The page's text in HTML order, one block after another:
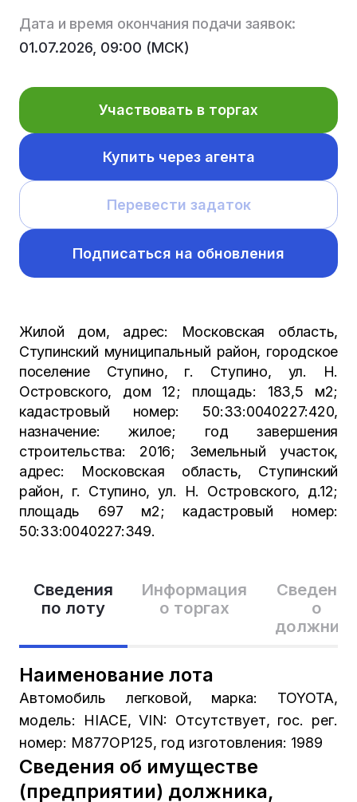
Сведения
по лоту
Информация
о торгах
Сведения
о
Наименование лота
Автомобиль легковой, марка: TOYOTA,
модель: HIACE, VIN: Отсутствует, гос. рег.
номер: М877ОР125, год изготовления: 1989
Сведения об имуществе
(предприятии) должника,
Дата и время окончания подачи заявок:
01.07.2026, 09:00 (МСК)
Участвовать в торгах
Купить через агента
Перевести задаток
Подписаться на обновления
Жилой дом, адрес: Московская область,
Ступинский муниципальный район, городское
поселение Ступино, г. Ступино, ул. Н.
Островского, дом 12; площадь: 183,5 м2;
кадастровый номер: 50:33:0040227:420,
назначение: жилое; год завершения
строительства: 2016; Земельный участок,
адрес: Московская область, Ступинский
район, г. Ступино, ул. Н. Островского, д.12;
площадь 697 м2; кадастровый номер:
50:33:0040227:349.